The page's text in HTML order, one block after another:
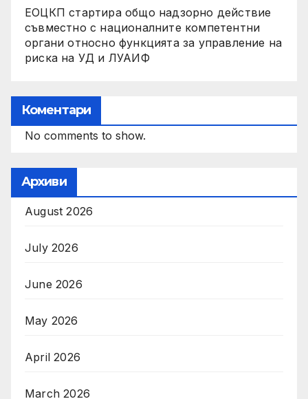
ЕОЦКП стартира общо надзорно действие
съвместно с националните компетентни
органи относно функцията за управление на
риска на УД и ЛУАИФ
Коментари
No comments to show.
Архиви
August 2026
July 2026
June 2026
May 2026
April 2026
March 2026